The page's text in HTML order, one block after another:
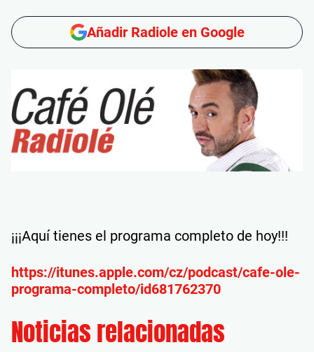
Añadir Radiole en Google
¡¡¡Aquí tienes el programa completo de hoy!!!
https://itunes.apple.com/cz/podcast/cafe-ole-
programa-completo/id681762370
Noticias relacionadas